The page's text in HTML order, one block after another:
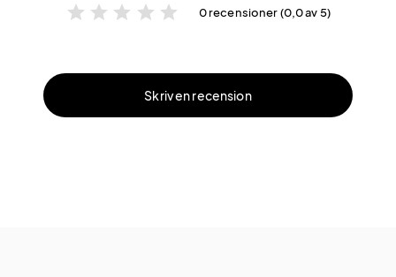
star star star star star 0 recensioner (0,0 av 5)
Skriv en recension